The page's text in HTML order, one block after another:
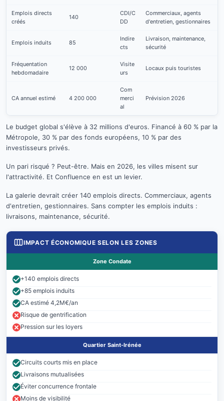
Emplois directs
créés
140
CDI/C
DD
Commerciaux, agents
d'entretien, gestionnaires
Emplois induits 85
Indire
cts
Livraison, maintenance,
sécurité
Fréquentation
hebdomadaire
12 000
Visite
urs
Locaux puis touristes
CA annuel estimé 4 200 000
Com
merci
al
Prévision 2026
Le budget global s'élève à 32 millions d'euros. Financé à 60 % par la
Métropole, 30 % par des fonds européens, 10 % par des
investisseurs privés.
Un pari risqué ? Peut-être. Mais en 2026, les villes misent sur
l'attractivité. Et Confluence en est un levier.
La galerie devrait créer 140 emplois directs. Commerciaux, agents
d'entretien, gestionnaires. Sans compter les emplois induits :
livraisons, maintenance, sécurité.
IMPACT ÉCONOMIQUE SELON LES ZONES
Zone Condate
+140 emplois directs
+85 emplois induits
CA estimé 4,2M€/an
Risque de gentrification
Pression sur les loyers
Quartier Saint-Irénée
Circuits courts mis en place
Livraisons mutualisées
Éviter concurrence frontale
Moins de visibilité